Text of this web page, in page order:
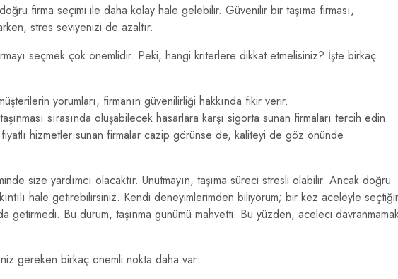
firma seçimi ile daha kolay hale gelebilir. Güvenilir bir taşıma firması,
stres seviyenizi de azaltır.
seçmek çok önemlidir. Peki, hangi kriterlere dikkat etmelisiniz? İşte birkaç
yorumları, firmanın güvenilirliği hakkında fikir verir.
taşınması sırasında oluşabilecek hasarlara karşı sigorta sunan firmaları tercih edin.
hizmetler sunan firmalar cazip görünse de, kaliteyi de göz önünde
size yardımcı olacaktır. Unutmayın, taşıma süreci stresli olabilir. Ancak doğru
hale getirebilirsiniz. Kendi deneyimlerimden biliyorum; bir kez aceleyle
getirmedi. Bu durum, taşınma günümü mahvetti. Bu yüzden, aceleci
gereken birkaç önemli nokta daha var: